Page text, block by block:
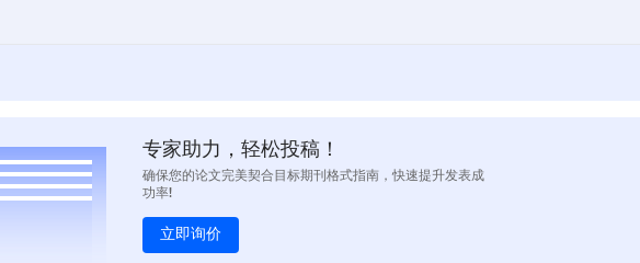
专家助力，轻松投稿！
确保您的论文完美契合目标期刊格式指南，快速提升发表成
功率!
立即询价